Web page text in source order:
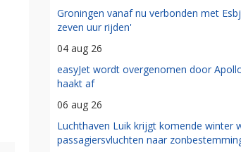
Groningen vanaf nu verbonden met
zeven uur rijden'
04 aug 26
easyJet wordt overgenomen door
haakt af
06 aug 26
Luchthaven Luik krijgt komende winter
passagiersvluchten naar